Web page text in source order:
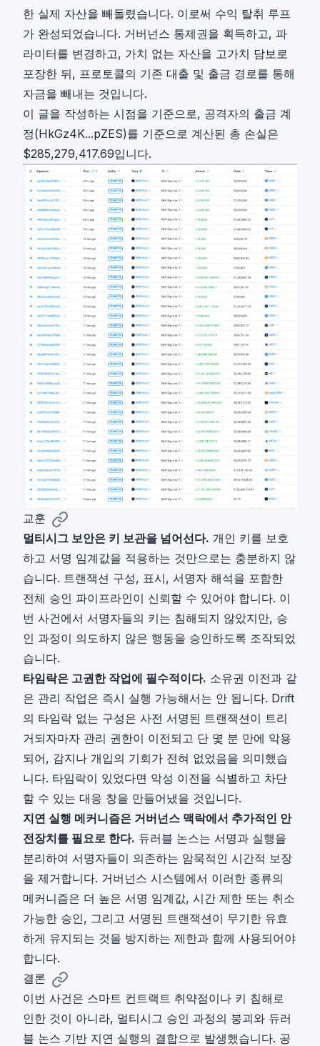
한 실제 자산을 빼돌렸습니다. 이로써 수익 탈취 루프
가 완성되었습니다. 거버넌스 통제권을 획득하고, 파
라미터를 변경하고, 가치 없는 자산을 고가치 담보로
포장한 뒤, 프로토콜의 기존 대출 및 출금 경로를 통해
자금을 빼내는 것입니다.
이 글을 작성하는 시점을 기준으로, 공격자의 출금 계
정(HkGz4K...pZES)를 기준으로 계산된 총 손실은
$285,279,417.69입니다.
교훈
멀티시그 보안은 키 보관을 넘어선다. 개인 키를 보호
하고 서명 임계값을 적용하는 것만으로는 충분하지 않
습니다. 트랜잭션 구성, 표시, 서명자 해석을 포함한
전체 승인 파이프라인이 신뢰할 수 있어야 합니다. 이
번 사건에서 서명자들의 키는 침해되지 않았지만, 승
인 과정이 의도하지 않은 행동을 승인하도록 조작되었
습니다.
타임락은 고권한 작업에 필수적이다. 소유권 이전과 같
은 관리 작업은 즉시 실행 가능해서는 안 됩니다. Drift
의 타임락 없는 구성은 사전 서명된 트랜잭션이 트리
거되자마자 관리 권한이 이전되고 단 몇 분 만에 악용
되어, 감지나 개입의 기회가 전혀 없었음을 의미했습
니다. 타임락이 있었다면 악성 이전을 식별하고 차단
할 수 있는 대응 창을 만들어냈을 것입니다.
지연 실행 메커니즘은 거버넌스 맥락에서 추가적인 안
전장치를 필요로 한다. 듀러블 논스는 서명과 실행을
분리하여 서명자들이 의존하는 암묵적인 시간적 보장
을 제거합니다. 거버넌스 시스템에서 이러한 종류의
메커니즘은 더 높은 서명 임계값, 시간 제한 또는 취소
가능한 승인, 그리고 서명된 트랜잭션이 무기한 유효
하게 유지되는 것을 방지하는 제한과 함께 사용되어야
합니다.
결론
이번 사건은 스마트 컨트랙트 취약점이나 키 침해로
인한 것이 아니라, 멀티시그 승인 과정의 붕괴와 듀러
블 논스 기반 지연 실행의 결합으로 발생했습니다. 공